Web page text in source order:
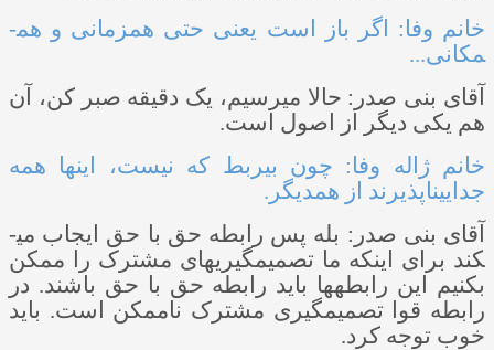
خانم وفا: اگر باز است یعنی حتی هم­زمانی و هم­
مکانی...
آقای بنی ­صدر: حالا می­رسیم، یک دقیقه صبر کن، آن
هم یکی دیگر از اصول است.
خانم ژاله وفا: چون بی­ربط که نیست، اینها همه
جدایی­ناپذیرند از همدیگر.
آقای بنی ­صدر: بله پس رابطه حق با حق ایجاب می­
کند برای اینکه ما تصمیم­گیری­های مشترک را ممکن
بکنیم این رابطه­ها باید رابطه حق با حق باشند. در
رابطه قوا تصمیم­گیری مشترک ناممکن است. باید
خوب توجه کرد.